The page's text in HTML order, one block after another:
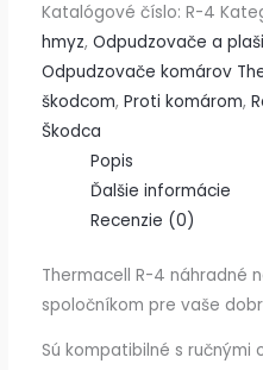
Katalógové číslo: R-4
hmyz, Odpudzovače a
Odpudzovače komárov
škodcom, Proti komárom,
Škodca
Popis
Ďalšie informácie
Recenzie (0)
Thermacell R-4 náhradné
spoločníkom pre vaše
Sú kompatibilné s ručnými